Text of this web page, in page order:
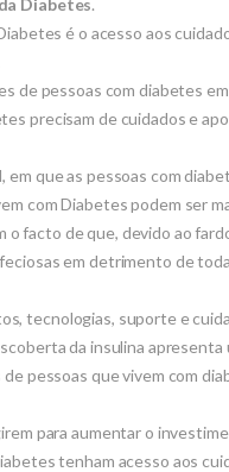
é o acesso aos
de pessoas com diabetes
precisam de cuidados e
que as pessoas com
com Diabetes podem ser
facto de que, devido ao
em detrimento de
tecnologias, suporte e
da insulina
pessoas que vivem com
para aumentar o
tenham acesso aos